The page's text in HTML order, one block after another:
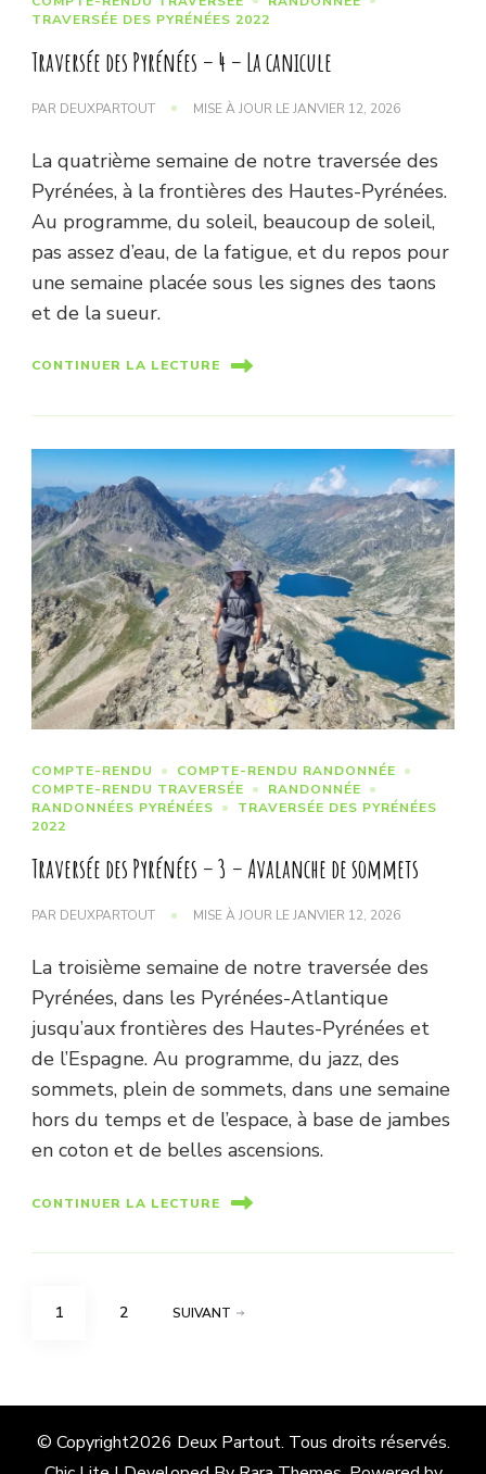
TRAVERSÉE DES PYRÉNÉES 2022
Traversée des Pyrénées – 4 – La canicule
PAR DEUXPARTOUT MISE À JOUR LEJANVIER 12, 2026
La quatrième semaine de notre traversée des
Pyrénées, à la frontières des Hautes-Pyrénées.
Au programme, du soleil, beaucoup de soleil,
pas assez d’eau, de la fatigue, et du repos pour
une semaine placée sous les signes des taons
et de la sueur.
CONTINUER LA LECTURE
COMPTE-RENDU
COMPTE-RENDU RANDONNÉE
COMPTE-RENDU TRAVERSÉE
RANDONNÉE
RANDONNÉES PYRÉNÉES
TRAVERSÉE DES PYRÉNÉES
2022
Traversée des Pyrénées – 3 – Avalanche de sommets
PAR DEUXPARTOUT MISE À JOUR LEJANVIER 12, 2026
La troisième semaine de notre traversée des
Pyrénées, dans les Pyrénées-Atlantique
jusqu’aux frontières des Hautes-Pyrénées et
de l’Espagne. Au programme, du jazz, des
sommets, plein de sommets, dans une semaine
hors du temps et de l’espace, à base de jambes
en coton et de belles ascensions.
CONTINUER LA LECTURE
Pagination
PAGE
1 PAGE
2 SUIVANT
© Copyright2026 Deux Partout. Tous droits réservés.